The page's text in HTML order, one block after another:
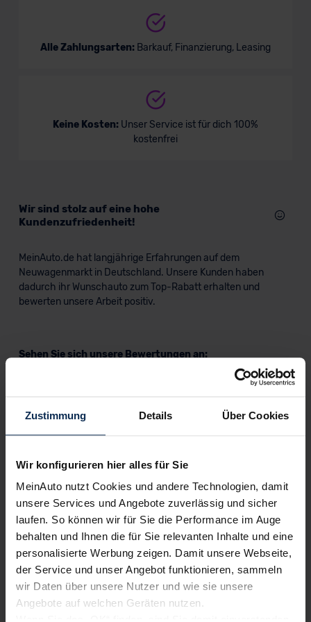
Zustimmung Details Über Cookies
Wir konfigurieren hier alles für Sie
MeinAuto nutzt Cookies und andere Technologien, damit
unsere Services und Angebote zuverlässig und sicher
laufen. So können wir für Sie die Performance im Auge
behalten und Ihnen die für Sie relevanten Inhalte und eine
personalisierte Werbung zeigen. Damit unsere Webseite,
der Service und unser Angebot funktionieren, sammeln
wir Daten über unsere Nutzer und wie sie unsere
Angebote auf welchen Geräten nutzen.
Nissan Townstar Kombi EV
Alle Zahlungsarten: Barkauf, Finanzierung, Leasing
Keine Kosten: Unser Service ist für dich 100%
kostenfrei
Wir sind stolz auf eine hohe
Kundenzufriedenheit!
MeinAuto.de hat langjährige Erfahrungen auf dem
Neuwagenmarkt in Deutschland. Unsere Kunden haben
dadurch ihr Wunschauto zum Top-Rabatt erhalten und
bewerten unsere Arbeit positiv.
Sehen Sie sich unsere Bewertungen an:
Erfahren Sie mehr über das Urteil unserer Kunden
Testberichte
KI-generiert